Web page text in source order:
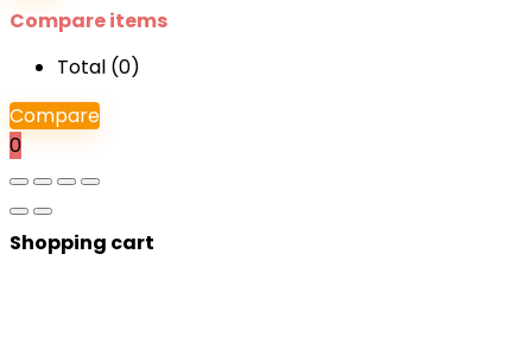
Compare items
Total (0)
Compare
0
Shopping cart